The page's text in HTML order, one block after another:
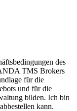
des
TMS Brokers
für die
und für die
bilden. Ich bin
kann.